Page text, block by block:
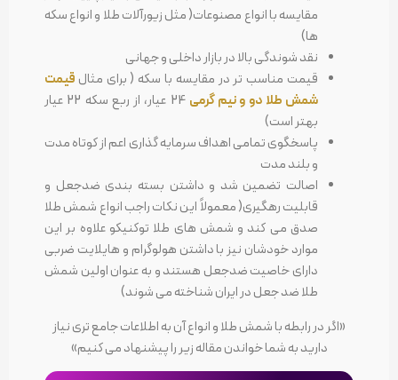
مقایسه با انواع مصنوعات( مثل زیورآلات طلا و انواع سکه
ها)
نقد شوندگی بالا در بازار داخلی و جهانی
قیمت مناسب تر در مقایسه با سکه ( برای مثال قیمت
شمش طلا دو و نیم گرمی
24 عیار، از ربع سکه 22 عیار
بهتر است)
پاسخگوی تمامی اهداف سرمایه گذاری اعم از کوتاه مدت
و بلند مدت
اصالت تضمین شد و داشتن بسته بندی ضدجعل و
قابلیت رهگیری( معمولاً این نکات راجب انواع شمش طلا
صدق می کند و شمش های طلا توکنیکو علاوه بر این
موارد خودشان نیز با داشتن هولوگرام و هایلایت ضربی
دارای خاصیت ضدجعل هستند و به عنوان اولین شمش
طلا ضد جعل در ایران شناخته می شوند)
«اگر در رابطه با شمش طلا و انواع آن به اطلاعات جامع تری نیاز
دارید به شما خواندن مقاله زیر را پیشنهاد می کنیم»